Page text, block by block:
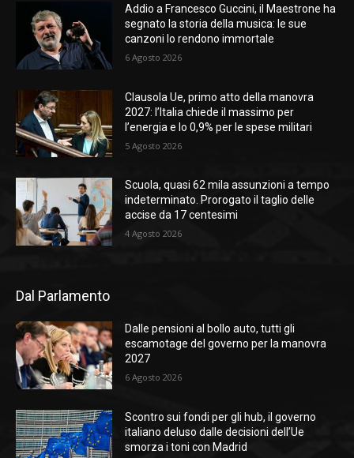
Addio a Francesco Guccini, il Maestrone ha
segnato la storia della musica: le sue
canzoni lo rendono immortale
6 Agosto 2026
Clausola Ue, primo atto della manovra
2027: l’Italia chiede il massimo per
l’energia e lo 0,9% per le spese militari
5 Agosto 2026
Scuola, quasi 62 mila assunzioni a tempo
indeterminato. Prorogato il taglio delle
accise da 17 centesimi
4 Agosto 2026
Dal Parlamento
Dalle pensioni al bollo auto, tutti gli
escamotage del governo per la manovra
2027
6 Agosto 2026
Scontro sui fondi per gli hub, il governo
italiano deluso dalle decisioni dell’Ue
smorza i toni con Madrid